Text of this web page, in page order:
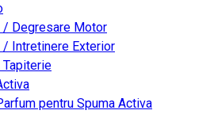
/ Degresare Motor
/ Intretinere Exterior
Tapiterie
pentru Spuma Activa